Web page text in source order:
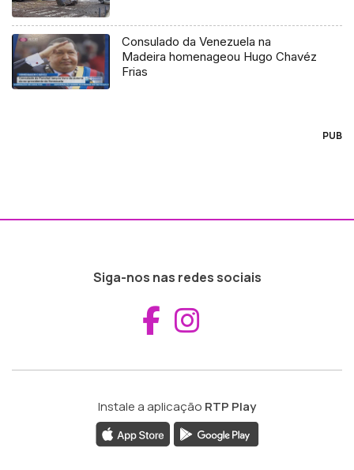
Consulado da Venezuela na
Madeira homenageou Hugo Chavéz
Frias
PUB
Siga-nos nas redes sociais
Aceder ao
Instale a aplicação RTP Play